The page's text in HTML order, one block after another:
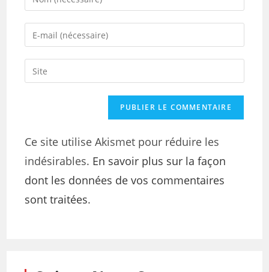
your
name
comment
Enter
your
email
address
Saisir
l’URL
(facultatif)
Ce site utilise Akismet pour réduire les
indésirables. En savoir plus sur la façon
dont les données de vos commentaires
sont traitées.